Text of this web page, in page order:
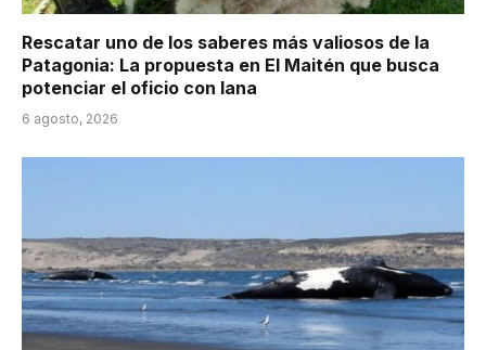
Rescatar uno de los saberes más valiosos de la
Patagonia: La propuesta en El Maitén que busca
potenciar el oficio con lana
6 agosto, 2026